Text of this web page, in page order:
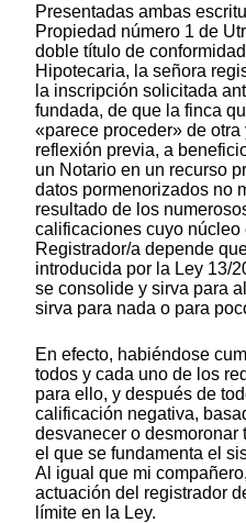
Presentadas ambas
Propiedad número 1 de
doble título de
Hipotecaria, la señora
la inscripción solicitada
fundada, de que la finca
«parece proceder» de
reflexión previa, a
un Notario en un recurso
datos pormenorizados no
resultado de los
calificaciones cuyo núcleo
Registrador/a depende
introducida por la Ley 13/
se consolide y sirva para
sirva para nada o para
En efecto, habiéndose
todos y cada uno de los
para ello, y después de
calificación negativa,
desvanecer o
el que se fundamenta el
Al igual que mi
actuación del registrador
límite en la Ley.